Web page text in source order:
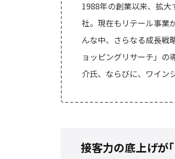
1988年の創業以来、拡
社。現在もリテール事業
んな中、さらなる成長戦
ョッピングリサーチ」
介氏、ならびに、ワイン
接客力の底上げが「